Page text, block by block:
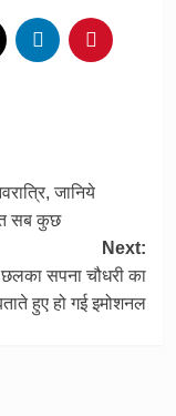
जानिये
सब कुछ
Next:
सपना चौधरी का
हुए हो गई इमोशनल